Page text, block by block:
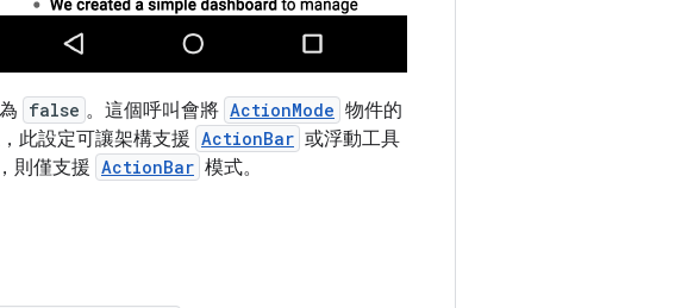
false 。這個呼叫會將 ActionMode 物件的
此設定可讓架構支援 ActionBar 或浮動工具
則僅支援 ActionBar 模式。